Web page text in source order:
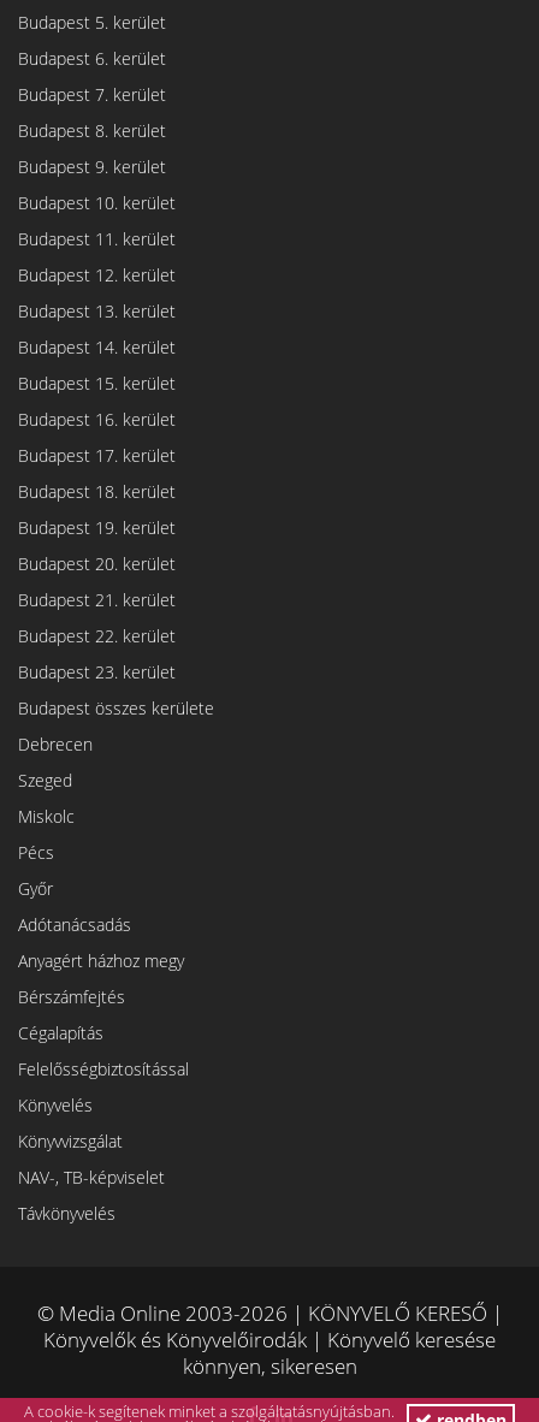
Budapest 5. kerület
Budapest 6. kerület
Budapest 7. kerület
Budapest 8. kerület
Budapest 9. kerület
Budapest 10. kerület
Budapest 11. kerület
Budapest 12. kerület
Budapest 13. kerület
Budapest 14. kerület
Budapest 15. kerület
Budapest 16. kerület
Budapest 17. kerület
Budapest 18. kerület
Budapest 19. kerület
Budapest 20. kerület
Budapest 21. kerület
Budapest 22. kerület
Budapest 23. kerület
Budapest összes kerülete
Debrecen
Szeged
Miskolc
Pécs
Győr
Adótanácsadás
Anyagért házhoz megy
Bérszámfejtés
Cégalapítás
Felelősségbiztosítással
Könyvelés
Könyvvizsgálat
NAV-, TB-képviselet
Távkönyvelés
© Media Online 2003-2026 | KÖNYVELŐ KERESŐ |
Könyvelők és Könyvelőirodák | Könyvelő keresése
könnyen, sikeresen
A cookie-k segítenek minket a szolgáltatásnyújtásban.